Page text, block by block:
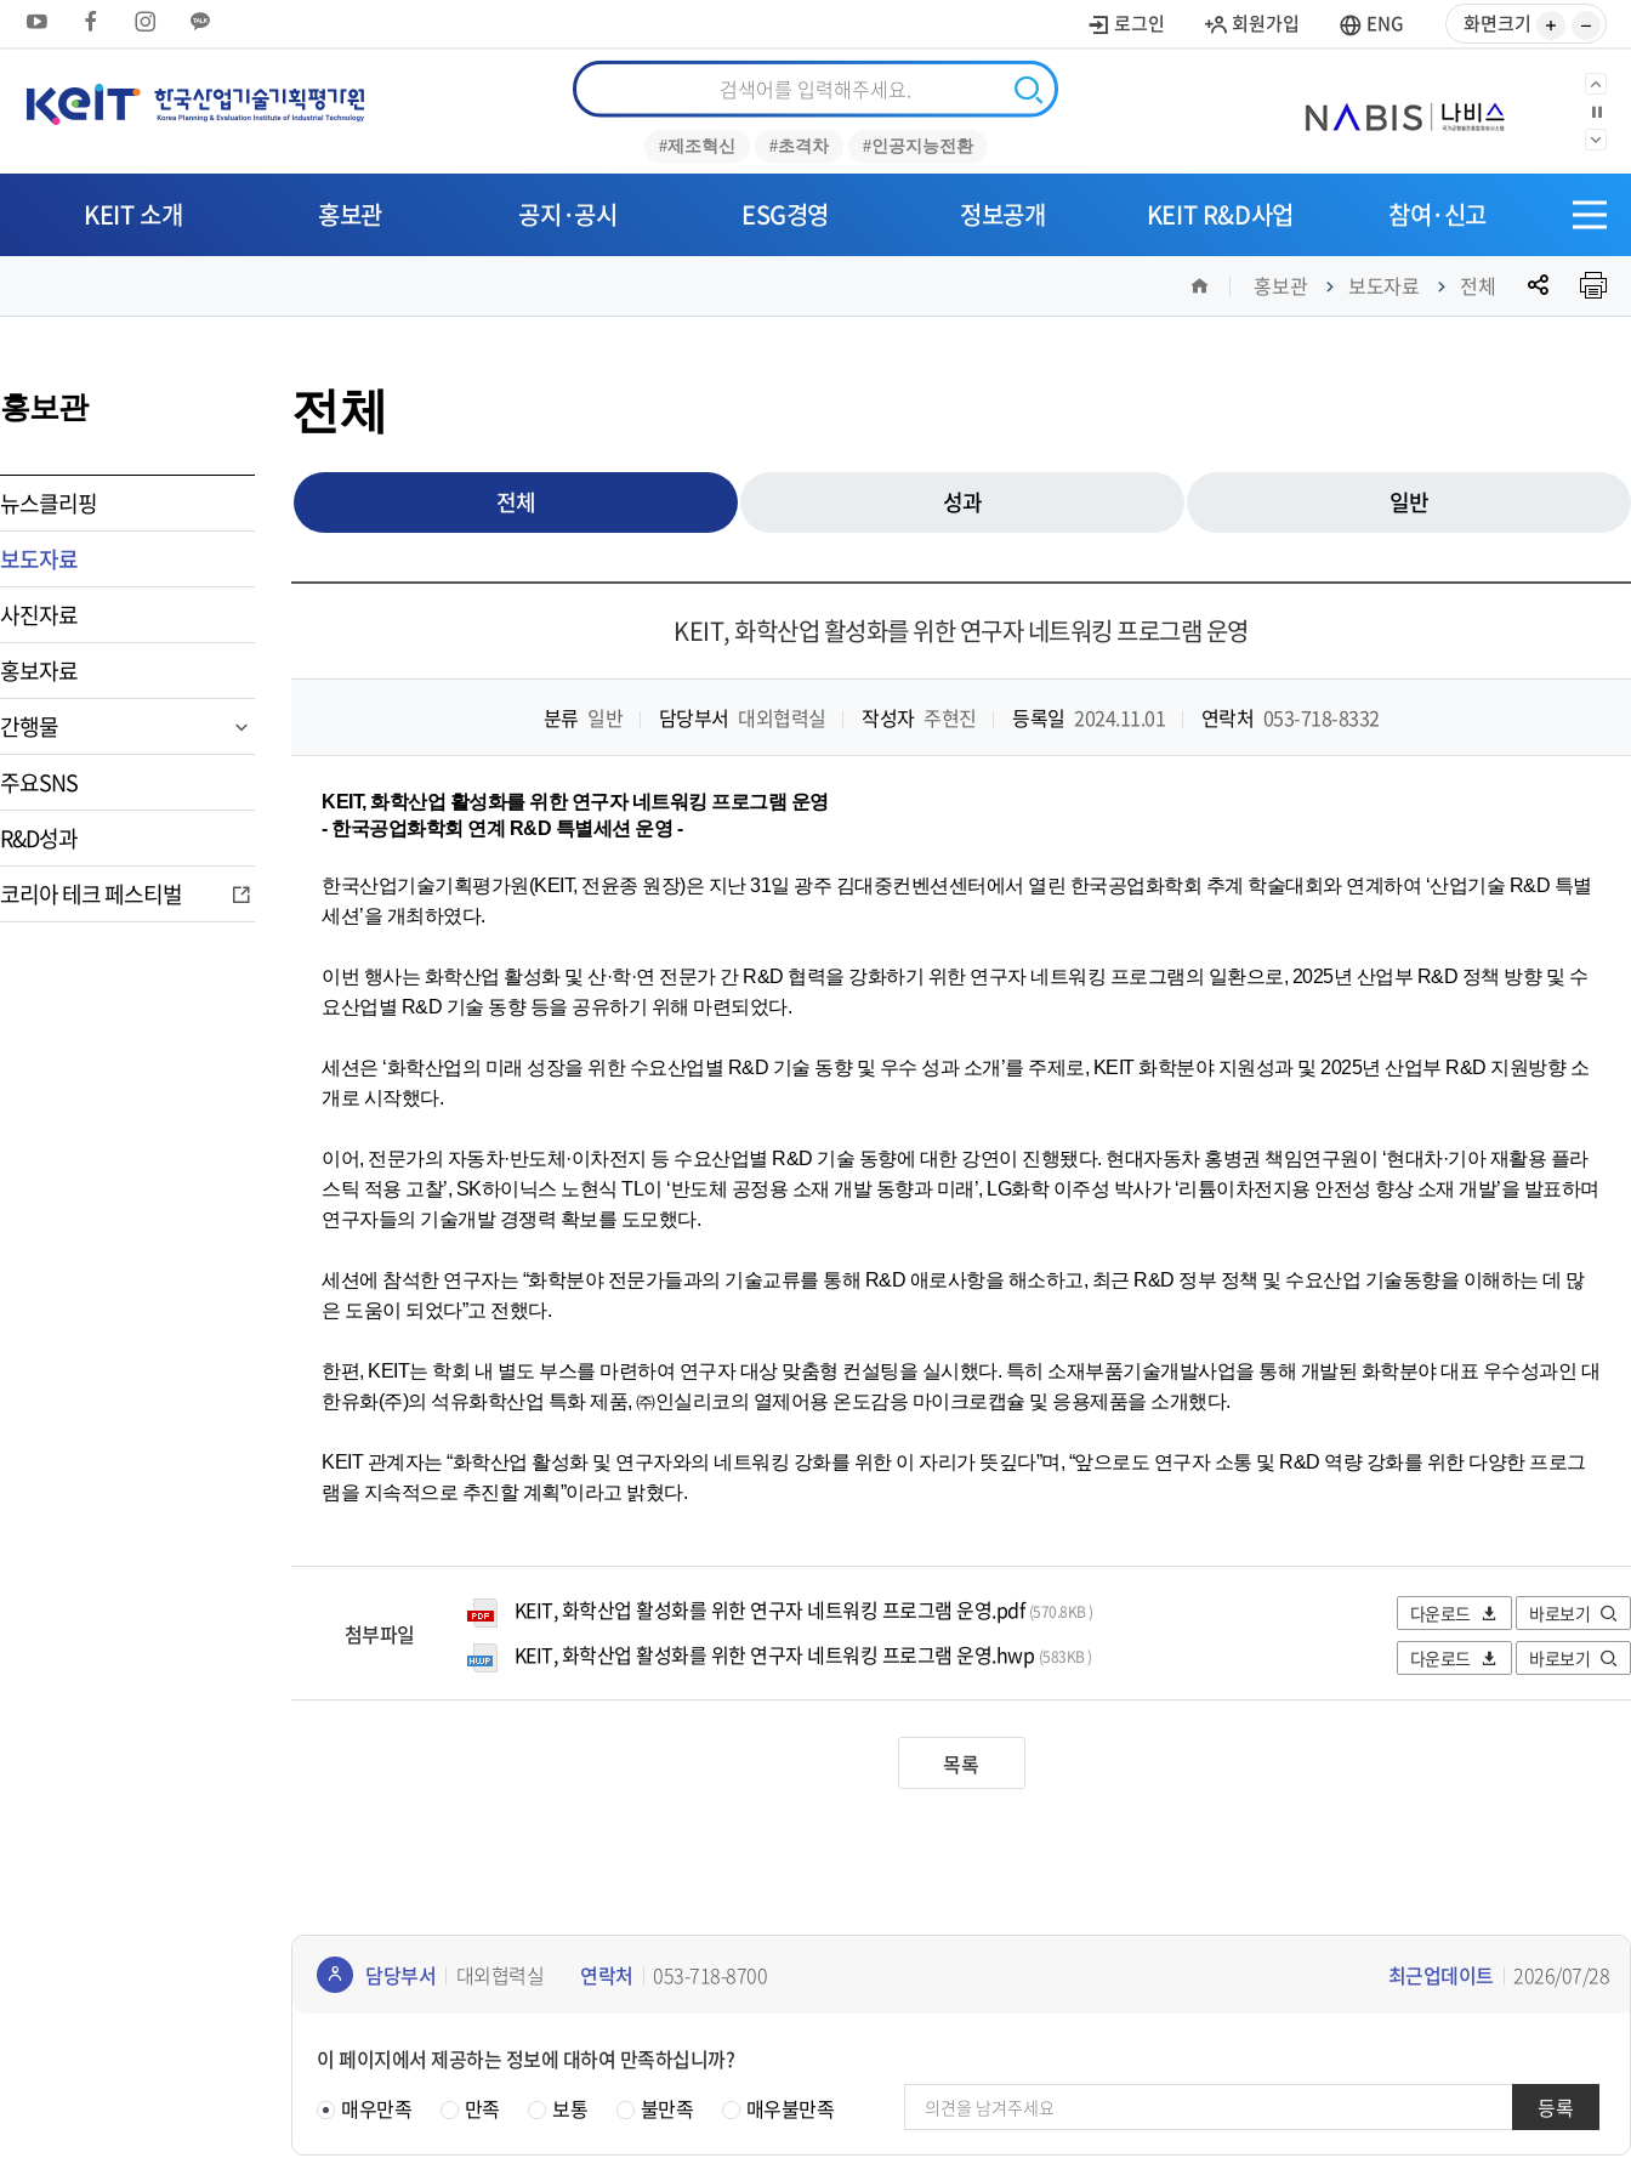
상
메
뉴
로그인 회원가입 ENG 화면크기
사
기
사
즈
줄
기
통
합
색
색
#제조혁신 #초격차 #인공지능전환
으
로음
으
KEIT 소개 홍보관 공지·공시 ESG경영 정보공개 KEIT R&D사업 참여·신고
전
체
메
뉴
홈 홍보관 보도자료 전체
공
유
홍보관
뉴스클리핑
보도자료
사진자료
홍보자료
간행물
주요SNS
R&D성과
코리아 테크 페스티벌
전체
전체 성과 일반
KEIT, 화학산업 활성화를 위한 연구자 네트워킹 프로그램 운영
분류 일반 담당부서 대외협력실 작성자 주현진 등록일 2024.11.01 연락처 053-718-8332
KEIT, 화학산업 활성화를 위한연구자 네트워킹 프로그램 운영
- 한국공업화학회 연계 R&D 특별세션 운영 -
한국산업기술기획평가원(KEIT, 전윤종 원장)은 지난 31일 광주 김대중컨벤션센터에서 열린 한국공업화학회 추계 학술대회와 연계하여 ‘산업기술 R&D 특별
세션’을 개최하였다.
이번 행사는 화학산업 활성화 및 산·학·연 전문가 간 R&D 협력을 강화하기 위한 연구자 네트워킹 프로그램의 일환으로, 2025년 산업부 R&D 정책 방향 및 수
요산업별 R&D 기술 동향 등을 공유하기 위해 마련되었다.
세션은 ‘화학산업의 미래 성장을 위한 수요산업별 R&D 기술 동향 및 우수 성과 소개’를 주제로, KEIT 화학분야 지원성과 및 2025년 산업부 R&D 지원방향 소
개로 시작했다.
이어, 전문가의 자동차·반도체·이차전지 등 수요산업별 R&D 기술 동향에 대한 강연이 진행됐다. 현대자동차 홍병권 책임연구원이 ‘현대차·기아 재활용 플라
스틱 적용 고찰’, SK하이닉스 노현식 TL이 ‘반도체 공정용 소재 개발 동향과 미래’, LG화학 이주성 박사가 ‘리튬이차전지용 안전성 향상 소재 개발’을 발표하며
연구자들의 기술개발 경쟁력 확보를 도모했다.
세션에 참석한 연구자는 “화학분야 전문가들과의 기술교류를 통해 R&D 애로사항을 해소하고, 최근 R&D 정부 정책 및 수요산업 기술동향을 이해하는 데 많
은 도움이 되었다”고 전했다.
한편, KEIT는 학회 내 별도 부스를 마련하여 연구자 대상 맞춤형 컨설팅을 실시했다. 특히 소재부품기술개발사업을 통해 개발된 화학분야 대표 우수성과인 대
한유화(주)의 석유화학산업 특화 제품, ㈜인실리코의 열제어용 온도감응 마이크로캡슐 및 응용제품을 소개했다.
KEIT 관계자는 “화학산업 활성화 및 연구자와의 네트워킹 강화를 위한 이 자리가 뜻깊다”며, “앞으로도 연구자 소통 및 R&D 역량 강화를 위한 다양한 프로그
램을 지속적으로 추진할 계획”이라고 밝혔다.
첨부파일
KEIT, 화학산업 활성화를 위한 연구자 네트워킹 프로그램 운영.pdf(570.8KB ) 다운로드 바로보기
KEIT, 화학산업 활성화를 위한 연구자 네트워킹 프로그램 운영.hwp (583KB ) 다운로드 바로보기
목록
츠
정보
책임
담당부서 대외협력실 연락처 053-718-8700 최근업데이트 2026/07/28
이 페이지에서 제공하는 정보에 대하여 만족하십니까?
매우만족
만족 보통 불만족 매우불만족 등록